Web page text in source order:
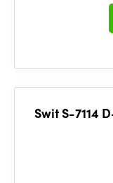
Swit S-7114